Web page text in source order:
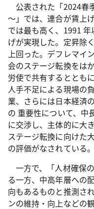
公表された「2024春
～」では、連合が賃上
では最も高く、1991
げが実現した。定昇除
上回った。デフレマイ
会のステージ転換をは
労使で共有するととも
人手不足による現場の
業、さらには日本経済
の 重要性について、中
に交渉し、主体的に大
ステージ転換に向けた
の評価がなされている。
一方で、「人材確保
る一方、中高年層への
向もあるものと推測さ
ンの維持・向上などの